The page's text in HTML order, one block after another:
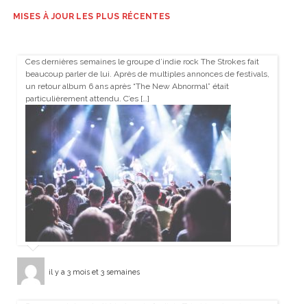
MISES À JOUR LES PLUS RÉCENTES
Ces dernières semaines le groupe d’indie rock The Strokes fait
beaucoup parler de lui. Après de multiples annonces de festivals,
un retour album 6 ans après “The New Abnormal” était
particulièrement attendu. C’es […]
il y a 3 mois et 3 semaines